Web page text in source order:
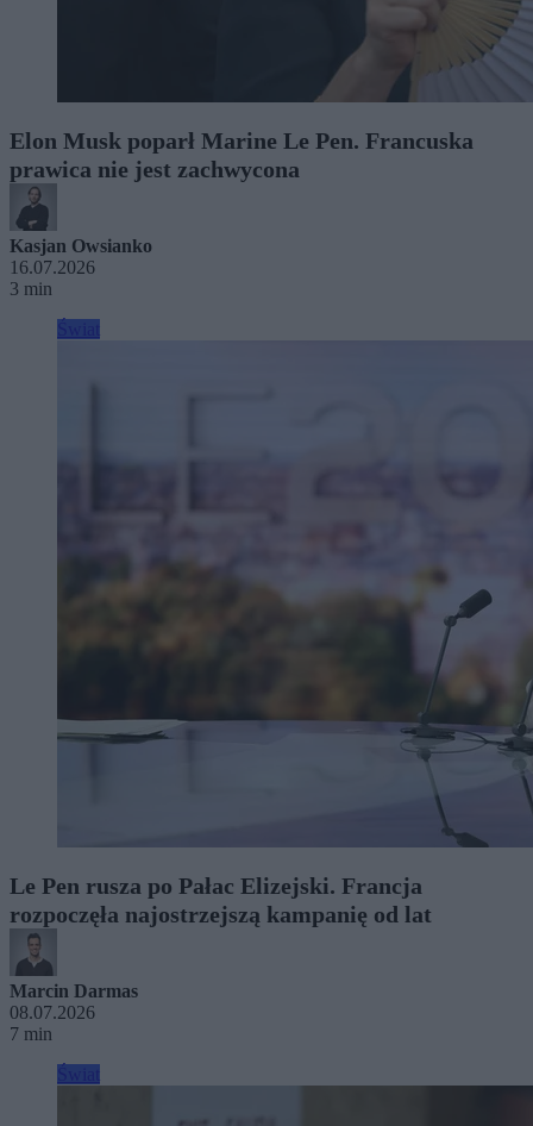
Elon Musk poparł Marine Le Pen. Francuska
prawica nie jest zachwycona
Kasjan Owsianko
16.07.2026
3 min
Le Pen rusza po Pałac Elizejski. Francja
rozpoczęła najostrzejszą kampanię od lat
Marcin Darmas
08.07.2026
7 min